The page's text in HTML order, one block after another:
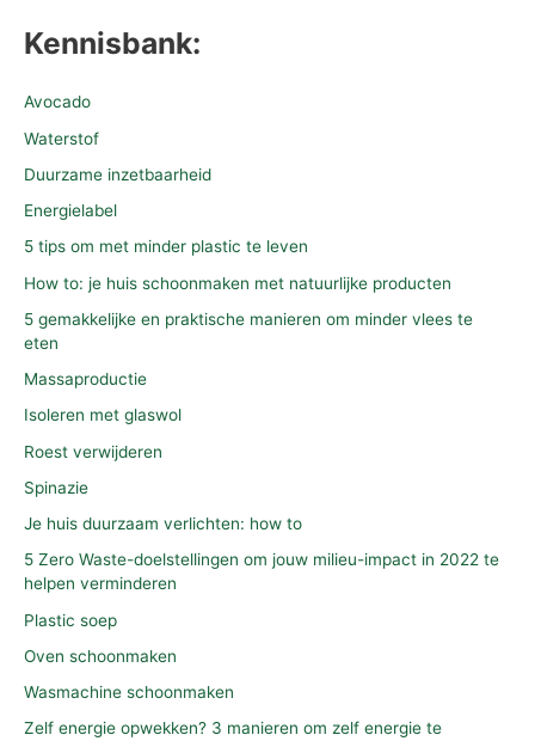
Kennisbank:
Avocado
Waterstof
Duurzame inzetbaarheid
Energielabel
5 tips om met minder plastic te leven
How to: je huis schoonmaken met natuurlijke producten
5 gemakkelijke en praktische manieren om minder vlees te
eten
Massaproductie
Isoleren met glaswol
Roest verwijderen
Spinazie
Je huis duurzaam verlichten: how to
5 Zero Waste-doelstellingen om jouw milieu-impact in 2022 te
helpen verminderen
Plastic soep
Oven schoonmaken
Wasmachine schoonmaken
Zelf energie opwekken? 3 manieren om zelf energie te